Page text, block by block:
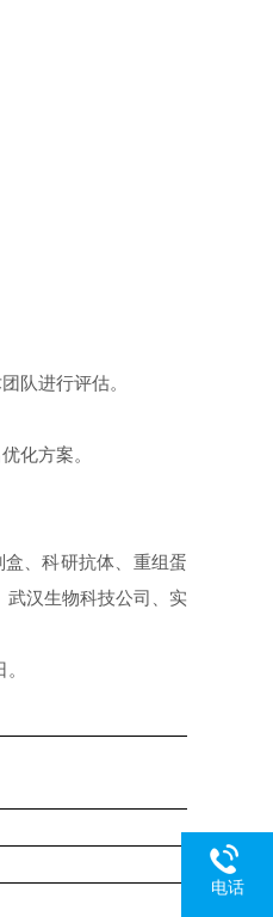
队进行评估。
化方案。
、科研抗体、重组蛋
汉生物科技公司、实
电话